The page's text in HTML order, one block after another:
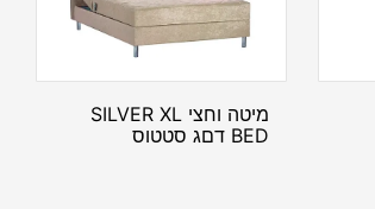
מיטה וחצי SILVER XL
BED דםג סטטוס